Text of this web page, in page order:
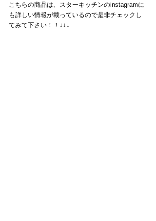
こちらの商品は、スターキッチンのinstagramに
も詳しい情報が載っているので是非チェックし
てみて下さい！！↓↓↓